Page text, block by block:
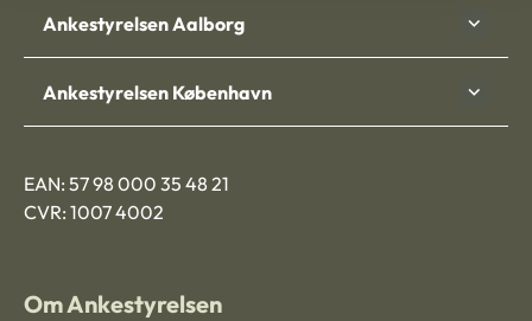
Ankestyrelsen Aalborg
Ankestyrelsen København
EAN: 57 98 000 35 48 21
CVR: 1007 4002
Om Ankestyrelsen